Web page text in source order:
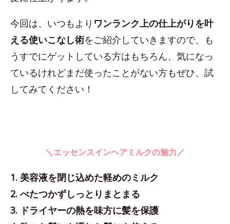
今回は、いつもより ワンランク上の仕上がりを叶
える使いこなし術をご紹介していきますので、も
うすでにゲットしている方はもちろん、気になっ
ているけれどまだ使ったことがない方もぜひ、試
してみてください！
＼エッセンスインヘアミルクの魅力／
1. 美容液を閉じ込めた軽めのミルク
2. べたつかずしっとりまとまる
3. ドライヤーの熱を味方に髪を保護